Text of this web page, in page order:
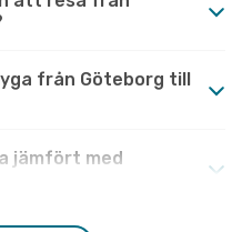
från Göteborg till
jämfört med